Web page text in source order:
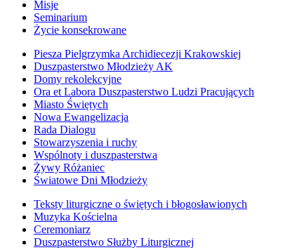
Misje
Seminarium
Życie konsekrowane
Piesza Pielgrzymka Archidiecezji Krakowskiej
Duszpasterstwo Młodzieży AK
Domy rekolekcyjne
Ora et Labora Duszpasterstwo Ludzi Pracujących
Miasto Świętych
Nowa Ewangelizacja
Rada Dialogu
Stowarzyszenia i ruchy
Wspólnoty i duszpasterstwa
Żywy Różaniec
Światowe Dni Młodzieży
Teksty liturgiczne o świętych i błogosławionych
Muzyka Kościelna
Ceremoniarz
Duszpasterstwo Służby Liturgicznej